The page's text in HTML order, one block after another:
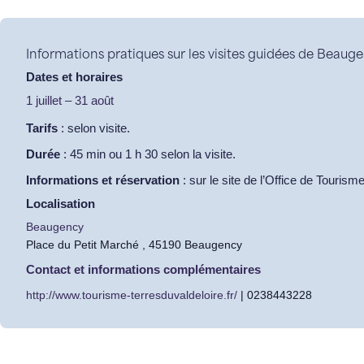
Informations pratiques sur les visites guidées de
Dates et horaires
1 juillet –31 août
Tarifs : selon visite.
Durée : 45 min ou 1 h 30 selon la visite.
Informations et réservation : sur le site de l’Office de
Localisation
Beaugency
Place du Petit Marché , 45190 Beaugency
Contact et informations complémentaires
http://www.tourisme-terresduvaldeloire.fr/ | 0238443228